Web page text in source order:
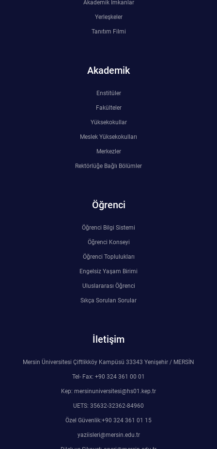
Akademik İmkanlar
Yerleşkeler
Tanıtım Filmi
Akademik
Enstitüler
Fakülteler
Yüksekokullar
Meslek Yüksekokulları
Merkezler
Rektörlüğe Bağlı Bölümler
Öğrenci
Öğrenci Bilgi Sistemi
Öğrenci Konseyi
Öğrenci Toplulukları
Engelsiz Yaşam Birimi
Uluslararası Öğrenci
Sıkça Sorulan Sorular
İletişim
Mersin Üniversitesi Çiftlikköy Kampüsü 33343 Yenişehir / MERSİN
Tel- Fax: +90 324 361 00 01
Kep: mersinuniversitesi@hs01.kep.tr
UETS: 35632-32362-84960
Özel Güvenlik:+90 324 361 01 15
yaziisleri@mersin.edu.tr